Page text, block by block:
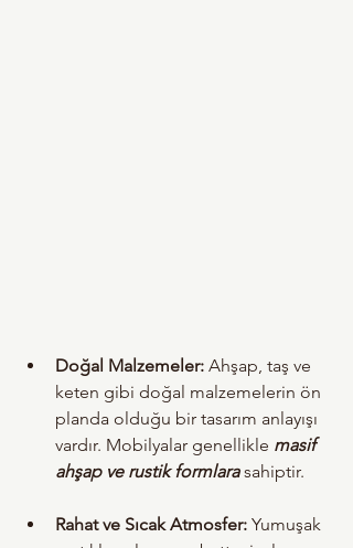
Doğal Malzemeler: Ahşap, taş ve
keten gibi doğal malzemelerin ön
planda olduğu bir tasarım anlayışı
vardır. Mobilyalar genellikle masif
ahşap ve rustik formlara sahiptir.
Rahat ve Sıcak Atmosfer: Yumuşak